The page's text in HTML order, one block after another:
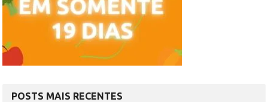
POSTS MAIS RECENTES